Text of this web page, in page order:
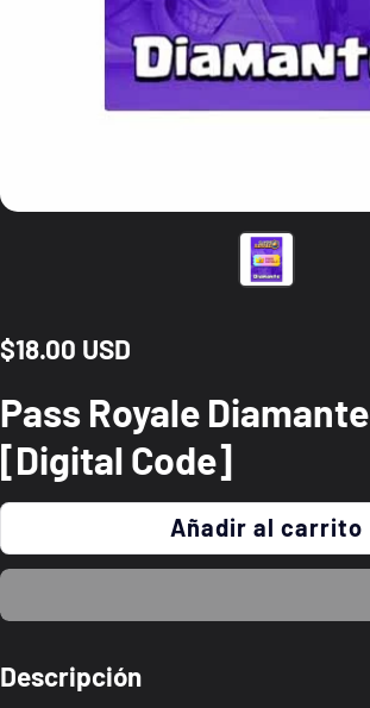
Precio normal
$18.00 USD
Pass Royale Diamante
[Digital Code]
Añadir al carrito
Descripción